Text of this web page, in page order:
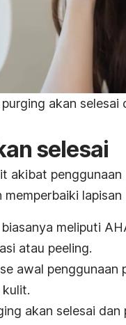
purging akan selesai
selesai
akibat
meliputi
atau peeling.
awal penggunaan
akan selesai